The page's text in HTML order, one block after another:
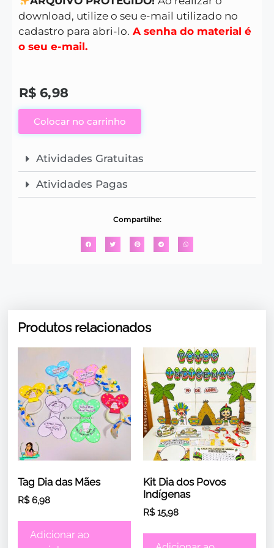
download, utilize o seu e-mail utilizado no
cadastro para abri-lo. A senha do material é
o seu e-mail.
R$ 6,98
Colocar no carrinho
Atividades Gratuitas
Atividades Pagas
Compartilhe:
Produtos relacionados
Tag Dia das Mães
R$6,98
Adicionar ao
Kit Dia dos Povos
Indígenas
R$15,98